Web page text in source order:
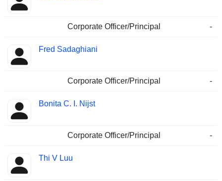
Corporate Officer/Principal -
Fred Sadaghiani
Corporate Officer/Principal -
Bonita C. I. Nijst
Corporate Officer/Principal -
Thi V Luu